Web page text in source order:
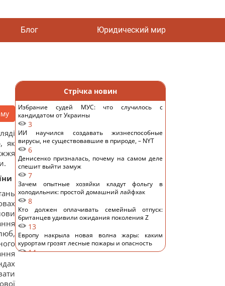
Блог Юридический мир
як
Стрічка новин
Избрание судей МУС: что случилось с
кандидатом от Украины
3
ИИ научился создавать жизнеспособные
вирусы, не существовавшие в природе, – NYT
6
Денисенко призналась, почему на самом деле
спешит выйти замуж
7
Зачем опытные хозяйки кладут фольгу в
холодильник: простой домашний лайфхак
8
Кто должен оплачивать семейный отпуск:
британцев удивили ожидания поколения Z
13
Европу накрыла новая волна жары: каким
курортам грозят лесные пожары и опасность
14